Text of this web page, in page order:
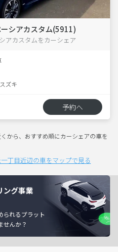
シアカスタム(5911)
アカスタムをカーシェア
ズキ
予約へ
から、おすすめ順にカーシェアの車を
丁目近辺の車をマップで見る
ング事業
られるプラット
せんか？